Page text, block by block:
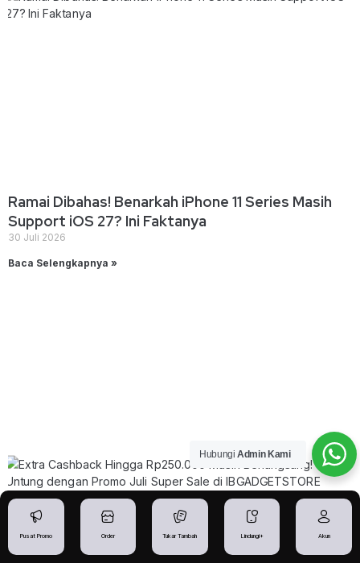
Ramai Dibahas! Benarkah iPhone 11 Series Masih
Support iOS 27? Ini Faktanya
30 Juli 2026
Baca Selengkapnya »
Pusat Promo Order Tukar Tambah Lindungi+ Akun
Hubungi Admin Kami